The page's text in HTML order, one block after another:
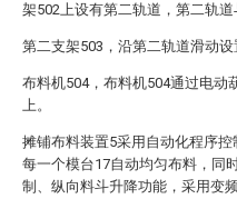
架502上设有第二轨道，第二轨道
第二支架503，沿第二轨道滑动设
布料机504，布料机504通过电动
上。
摊铺布料装置5采用自动化程序
每一个模台17自动均匀布料，同
制、纵向料斗升降功能，采用变